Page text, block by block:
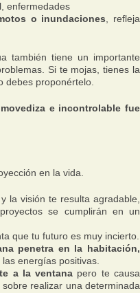
enfermedades
o inundaciones , refleja
también tiene un importante
Si te mojas, tienes la
debes proponértelo.
e incontrolable fue
en la vida.
y la visión te resulta agradable,
se cumplirán en un
que tu futuro es muy incierto.
penetra en la habitación,
energías positivas.
a la ventana pero te causa
realizar una determinada